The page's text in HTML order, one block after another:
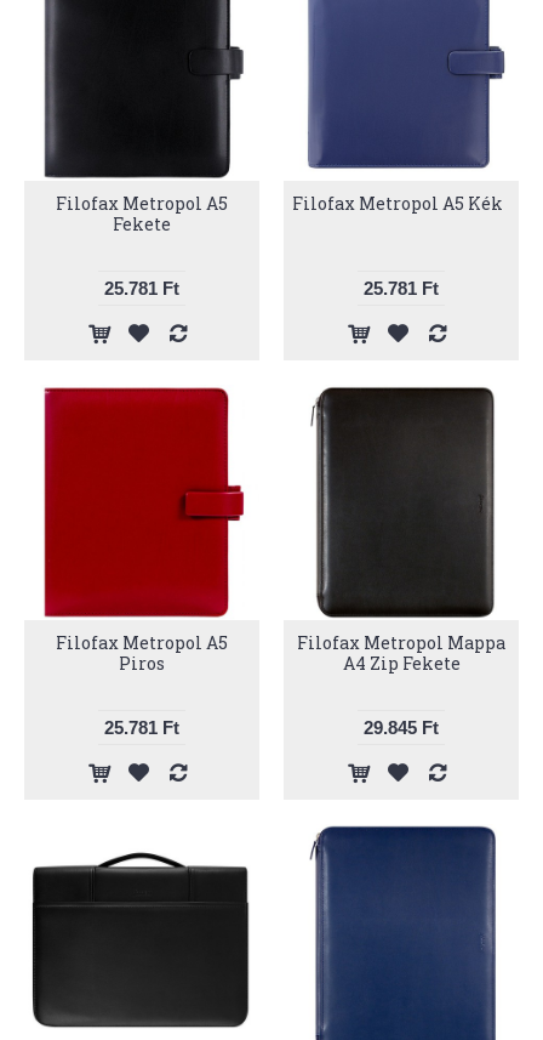
Filofax Metropol A5
Fekete
25.781 Ft
Filofax Metropol A5 Kék
25.781 Ft
Filofax Metropol A5
Piros
25.781 Ft
Filofax Metropol Mappa
A4 Zip Fekete
29.845 Ft